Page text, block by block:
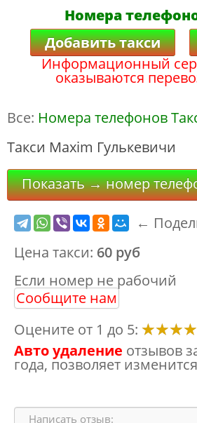
Номера
Добавить такси
Информационный
оказываются
Все: Номера телефонов
Такси Maxim Гулькевичи
Показать → номер
←
Цена такси: 60 руб
Если номер не рабочий
Сообщите нам
Оцените от 1 до 5:
Авто удаление отзывов
года, позволяет